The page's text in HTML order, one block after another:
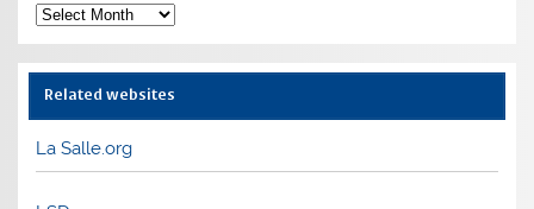
Archives
Related websites
La Salle.org